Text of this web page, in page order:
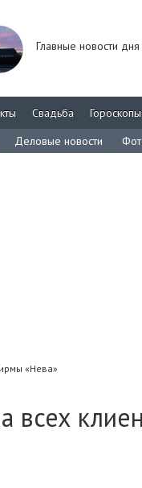
Главные новости дня
Свадьба
Гороскопы
Деловые новости
«Нева»
всех